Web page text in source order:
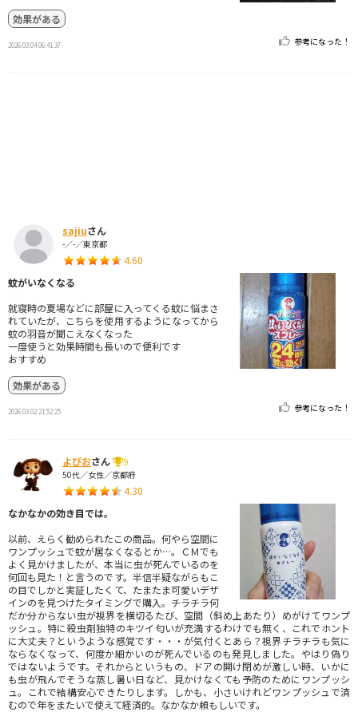
効果がある
2026.03.04 06:41:37 参考になった！
sajiuさん
-／-／東京都
4.60
蚊がいなくなる
就寝時の夏場などに部屋に入ってくる蚊に悩まさ
れていたが、こちらを使用するようになってから
蚊の羽音が聞こえなくなった
一度使うと効果時間も長いので便利です
おすすめ
効果がある
2026.03.02 21:52:25 参考になった！
よぴおさん
9
50代／女性／京都府
4.30
なかなかの効き目では。
以前、えらく勧められたこの商品。何やら空間に
ワンプッシュで蚊が居なくなるとか…。ＣＭでも
よく見かけましたが、本当に虫が死んでいるのを
何回も見た！と言うのです。半信半疑ながらもこ
の目でしかと実証したくて、たまたま可愛いデザ
インのを見つけたタイミングで購入。チラチラ何
だか分からない虫が視界を横切るたび、空間（斜め上あたり）めがけてワンプ
ッシュ。特に殺虫剤独特のキツイ匂いが充満するわけでも無く、これでホント
に大丈夫？というような感覚です・・・が気付くとあら？視界チラチラも気に
ならなくなって、何度か細かいのが死んでいるのも発見しました。やはり偽り
ではないようです。それからというもの、ドアの開け閉めが激しい時、いかに
も虫が飛んでそうな蒸し暑い日など、見かけなくても予防のためにワンプッシ
ュ。これで結構安心できたりします。しかも、小さいけれどワンプッシュで済
むので年をまたいで使えて経済的。なかなか頼もしいです。